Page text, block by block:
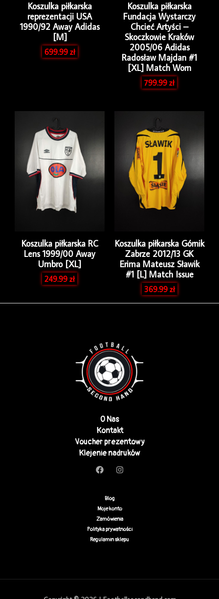
Koszulka piłkarska
reprezentacji USA
1990/92 Away Adidas
[M]
699.99zł
Koszulka piłkarska
Fundacja Wystarczy
Chcieć Artyści –
Skoczkowie Kraków
2005/06 Adidas
Radosław Majdan #1
[XL] Match Worn
799.99zł
Koszulka piłkarska RC
Lens 1999/00 Away
Umbro [XL]
249.99zł
Koszulka piłkarska Górnik
Zabrze 2012/13 GK
Erima Mateusz Sławik
#1 [L] Match Issue
369.99zł
O Nas
Kontakt
Voucher prezentowy
Klejenie nadruków
Blog
Moje konto
Zamówienia
Polityka prywatności
Regulamin sklepu